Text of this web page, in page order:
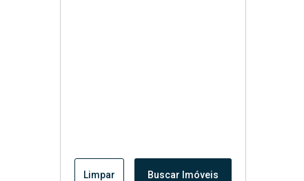
Limpar Buscar Imóveis